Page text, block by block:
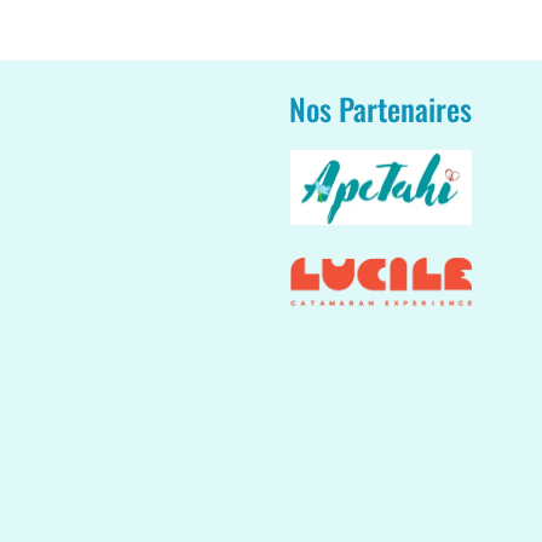
Nos Partenaires